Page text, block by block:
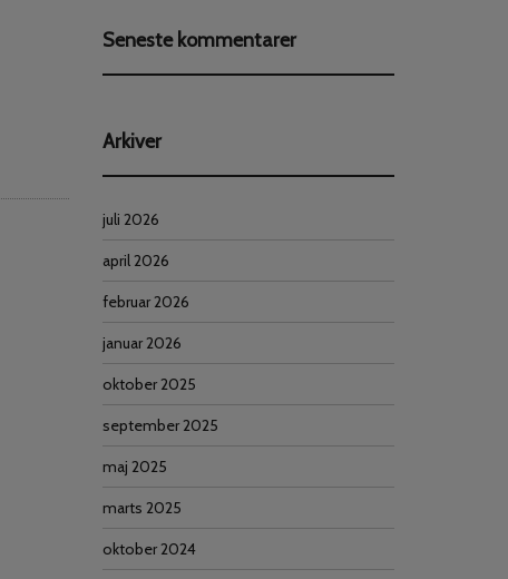
Seneste kommentarer
Arkiver
juli 2026
april 2026
februar 2026
januar 2026
oktober 2025
september 2025
maj 2025
marts 2025
oktober 2024